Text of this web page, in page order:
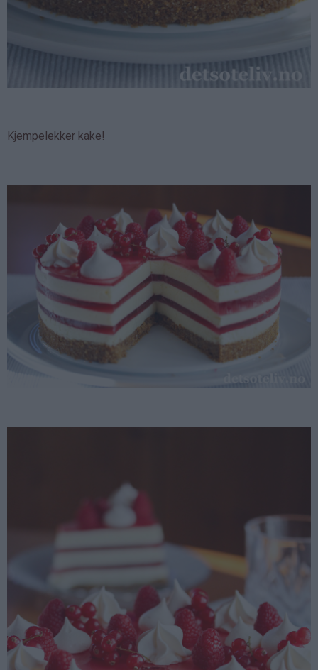
Kjempelekker kake!